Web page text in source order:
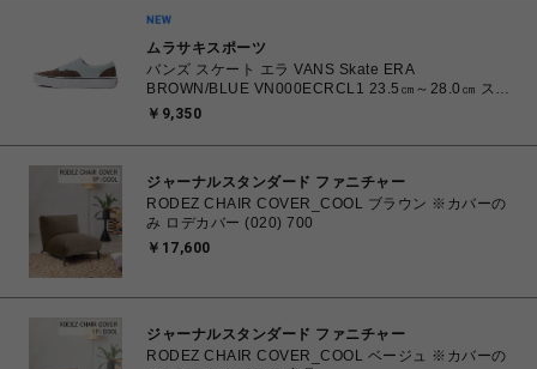
ムラサキスポーツ
バンズ スケート エラ VANS Skate ERA
BROWN/BLUE VN000ECRCL1 23.5㎝～28.0㎝ スニ
ーカー メンズ レディース シューズ 0198266445786
￥9,350
ジャーナルスタンダード ファニチャー
RODEZ CHAIR COVER_COOL ブラウン ※カバーの
み ロデカバー (020) 700
￥17,600
ジャーナルスタンダード ファニチャー
RODEZ CHAIR COVER_COOL ベージュ ※カバーの